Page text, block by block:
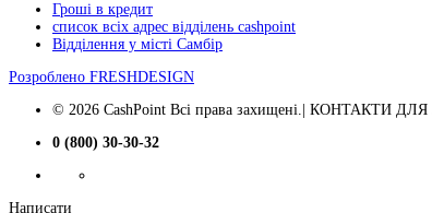
Гроші в кредит
список всіх адрес відділень cashpoint
Відділення у місті Самбір
Розроблено FRESHDESIGN
© 2026 CashPoint Всі права захищені.| КОНТАКТИ
0 (800) 30-30-32
Написати